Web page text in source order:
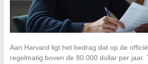
Aan Harvard ligt het bedrag dat op de
regelmatig boven de 80.000 dollar per jaar.